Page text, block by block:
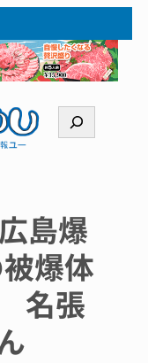
索
島爆
爆体
名張